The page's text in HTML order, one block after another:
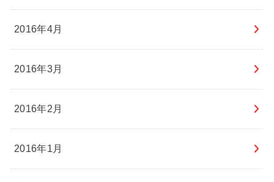
2016年4月
2016年3月
2016年2月
2016年1月